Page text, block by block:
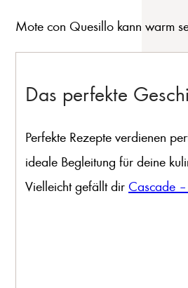
Mote con Quesillo kann warm
Das perfekte
Perfekte Rezepte verdienen
ideale Begleitung für deine
Vielleicht gefällt dir Cascade